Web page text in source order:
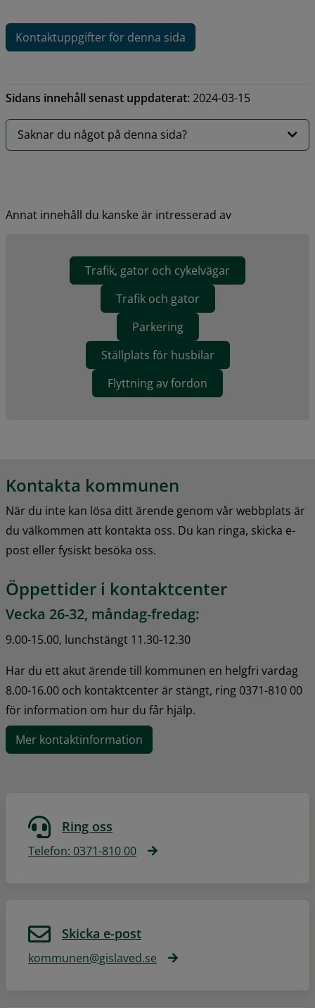
Kontaktuppgifter för denna sida
Sidans innehåll senast uppdaterat:2024-03-15
Saknar du något på denna sida?
Annat innehåll du kanske är intresserad av
Trafik, gator och cykelvägar
Trafik och gator
Parkering
Ställplats för husbilar
Flyttning av fordon
Kontakta kommunen
När du inte kan lösa ditt ärende genom vår webbplats är
du välkommen att kontakta oss. Du kan ringa, skicka e-
post eller fysiskt besöka oss.
Öppettider i kontaktcenter
Vecka 26-32, måndag-fredag:
9.00-15.00, lunchstängt 11.30-12.30
Har du ett akut ärende till kommunen en helgfri vardag
8.00-16.00 och kontaktcenter är stängt, ring 0371-810 00
för information om hur du får hjälp.
Mer kontaktinformation
Ring oss
Telefon: 0371-810 00
Skicka e-post
kommunen@gislaved.se